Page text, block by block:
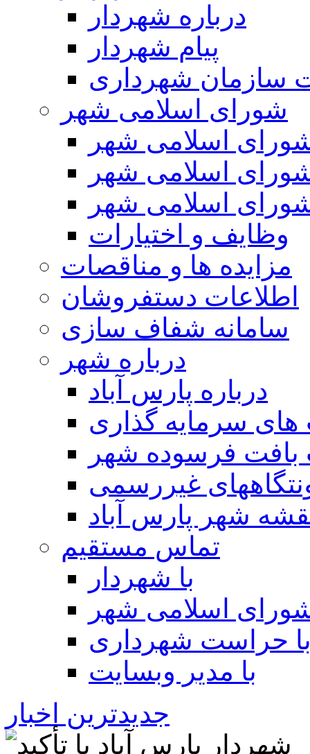
درباره شهردار
پیام شهردار
سازمان شهرداری
شورای اسلامی شهر
اسلامی شهر
اسلامی شهر
اسلامی شهر
وظایف و اختیارات
مزایده ها و مناقصات
اطلاعات دستفروشان
سامانه شفاف سازی
درباره شهر
درباره پارس آباد
سرمایه گذاری
بافت فرسوده شهر
غیررسمی
شهر پارس آباد
تماس مستقیم
با شهردار
اسلامی شهر
حراست شهرداری
با مدیر وبسایت
جدیدترین اخبار